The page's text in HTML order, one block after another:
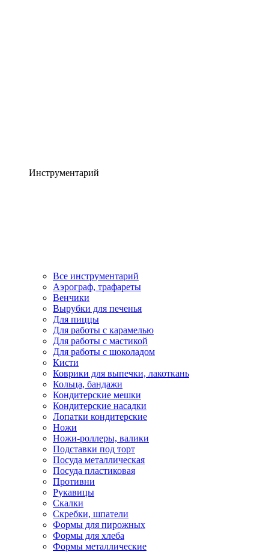
Инструментарий
Все инструментарий
Аэрограф, трафареты
Венчики
Вырубки для печенья
Для пиццы
Для работы с карамелью
Для работы с мастикой
Для работы с шоколадом
Кисти
Коврики для выпечки, лакоткань
Кольца, бандажи
Кондитерские мешки
Кондитерские насадки
Лопатки кондитерские
Ножи
Ножи-роллеры, валики
Подставки под торт
Посуда металлическая
Посуда пластиковая
Противни
Рукавицы
Скалки
Скребки, шпатели
Формы для пирожных
Формы для хлеба
Формы металлические